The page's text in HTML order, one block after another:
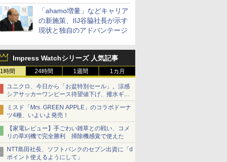
「ahamo増量」などキャリア
の新施策、IIJ谷脇社長が示す
現状と独自のアドバンテージ
Impress Watchシリーズ 人気記事
1時間 24時間 1週間 1カ月
ユニクロ、今日から「お盆特別セール」。涼感
シアサッカーワンピース待望値下げ、撥水ギア
ショーツは1990円に
ミスド「Mrs. GREEN APPLE」のコラボドーナ
ツ4種、いよいよ発売！
【家電レビュー】手ごわい雑草との戦い、コメ
リの草刈機で完全勝利 掃除機感覚で使えた
NTT島田社長、ソフトバンクのセブン出資に「d
ポイント使えるようにして」